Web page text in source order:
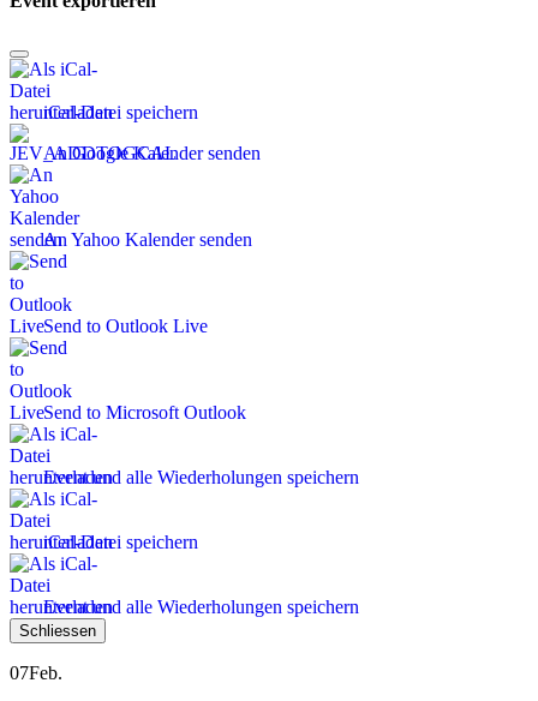
iCal-Datei speichern
An Google Kalender senden
An Yahoo Kalender senden
Send to Outlook Live
Send to Microsoft Outlook
Event und alle Wiederholungen speichern
iCal-Datei speichern
Event und alle Wiederholungen speichern
Schliessen
07Feb.